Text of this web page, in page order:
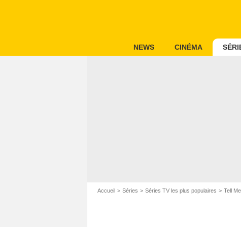
NEWS CINÉMA
Accueil Séries Séries TV les plus populaires Tell